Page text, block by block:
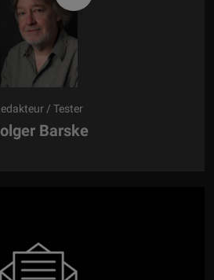
/ Tester
Barske